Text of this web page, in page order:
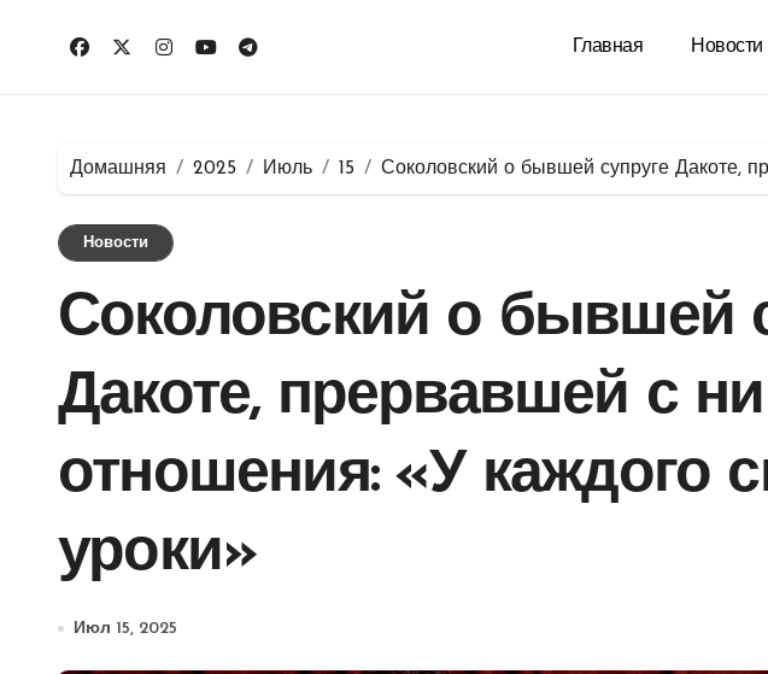
Главная Новости
Домашняя 2025 Июль 15 Соколовский о бывшей супруге Дакоте,
Новости
Соколовский о бывшей
Дакоте, прервавшей с
отношения: «У каждого
уроки»
Июл 15, 2025